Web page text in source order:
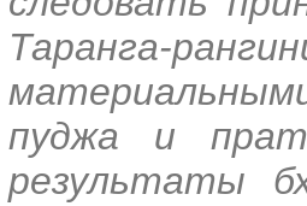
Таранга-
пуджа и
результаты